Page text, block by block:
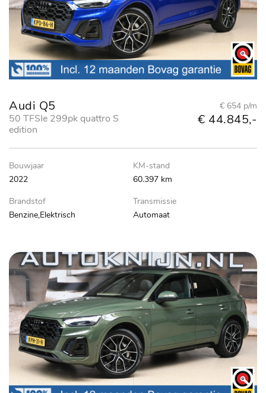
Audi Q5
50 TFSIe 299pk quattro S
edition
€ 654 p/m
€ 44.845,-
Bouwjaar
2022
KM-stand
60.397 km
Brandstof
Benzine,Elektrisch
Transmissie
Automaat